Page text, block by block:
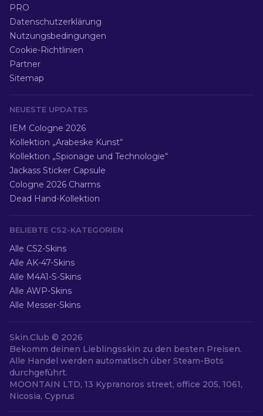
PRO
Datenschutzerklärung
Nutzungsbedingungen
Cookie-Richtlinien
Partner
Sitemap
NEUESTE UPDATES
IEM Cologne 2026
Kollektion „Arabeske Kunst“
Kollektion „Spionage und Technologie“
Jackass Sticker Capsule
Cologne 2026 Charms
Dead Hand-Kollektion
BELIEBTE CS2-KATEGORIEN
Alle CS2-Skins
Alle AK-47-Skins
Alle M4A1-S-Skins
Alle AWP-Skins
Alle Messer-Skins
Skin.Club © 2026
Bekomm deinen Lieblingsskin zu den besten Preisen.
Alle Handel werden automatisch über Steam-Bots
durchgeführt.
MOONTAIN LTD, 13 Kypranoros street, office 205, 1061,
Nicosia, Cyprus